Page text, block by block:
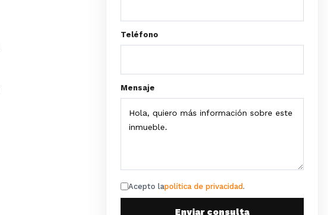
Teléfono
Mensaje
Acepto lapolítica de privacidad.
Enviar consulta